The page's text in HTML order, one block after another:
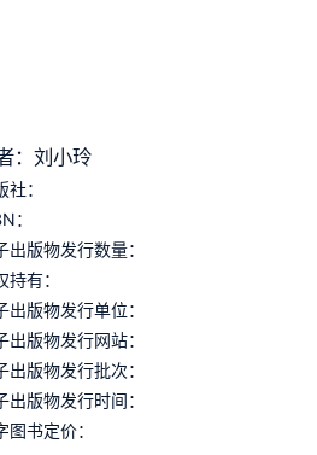
：刘小玲
社：
：
出版物发行数量：
持有：
出版物发行单位：
出版物发行网站：
出版物发行批次：
出版物发行时间：
图书定价：